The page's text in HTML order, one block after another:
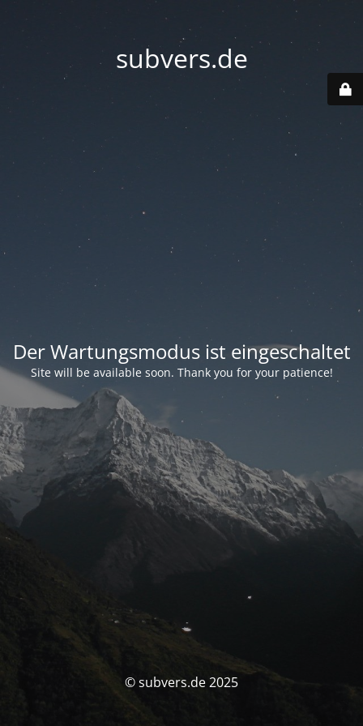
subvers.de
Der Wartungsmodus ist eingeschaltet
Site will be available soon. Thank you for your patience!
© subvers.de 2025